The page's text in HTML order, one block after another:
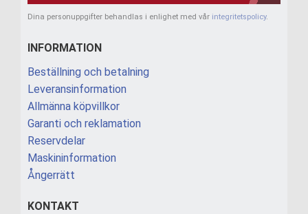
Dina personuppgifter behandlas i enlighet med vår integritetspolicy.
INFORMATION
Beställning och betalning
Leveransinformation
Allmänna köpvillkor
Garanti och reklamation
Reservdelar
Maskininformation
Ångerrätt
KONTAKT